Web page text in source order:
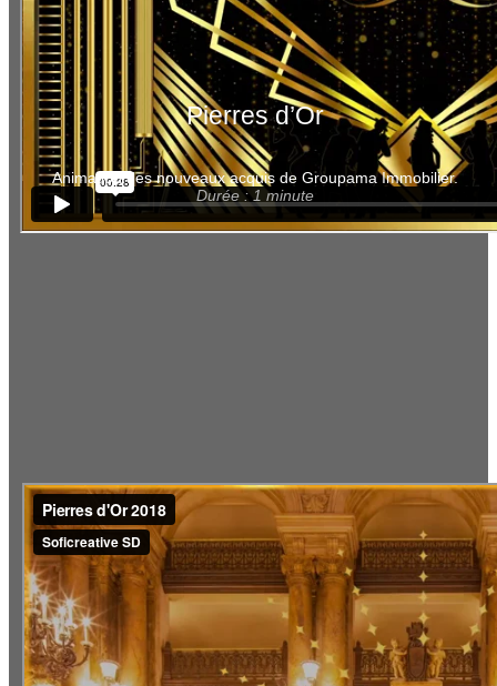
Pierres d’Or
Animation des nouveaux acquis de Groupama Immobilier.
Durée : 1 minute